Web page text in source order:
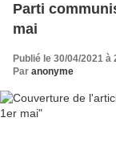
Parti
mai
Publié le 30/04/2021 à
Par anonyme